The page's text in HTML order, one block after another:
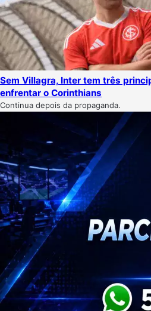
Sem Villagra, Inter tem três
enfrentar o Corinthians
Continua depois da propaganda.